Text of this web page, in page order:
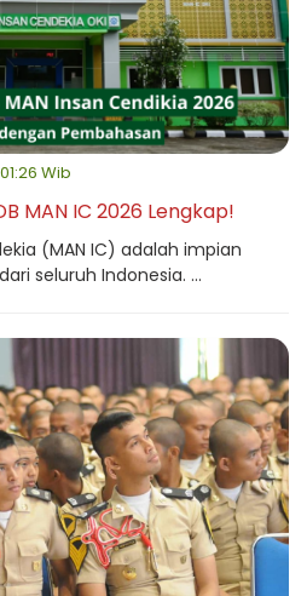
Wib
MAN IC 2026 Lengkap!
(MAN IC) adalah impian
seluruh Indonesia. ...